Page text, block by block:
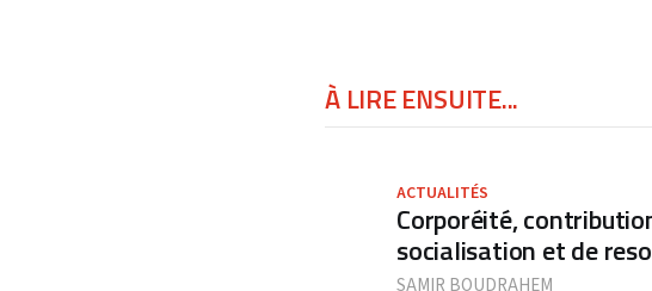
À LIRE ENSUITE...
ACTUALITÉS
Corporéité,
socialisation et de
SAMIR BOUDRAHEM